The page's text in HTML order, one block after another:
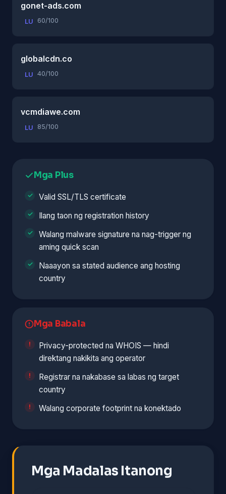
gonet-ads.com
LU 60/100
globalcdn.co
LU 40/100
vcmdiawe.com
LU 85/100
Mga Plus
Valid SSL/TLS certificate
Ilang taon ng registration history
Walang malware signature na nag-trigger ng
aming quick scan
Naaayon sa stated audience ang hosting
country
Mga Babala
Privacy-protected na WHOIS — hindi
direktang nakikita ang operator
Registrar na nakabase sa labas ng target
country
Walang corporate footprint na konektado
Mga Madalas Itanong